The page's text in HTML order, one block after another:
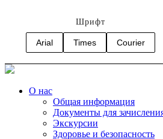
Шрифт
Arial Times Courier
О нас
Общая информация
Документы для
Экскурсии
Здоровье и безопасность